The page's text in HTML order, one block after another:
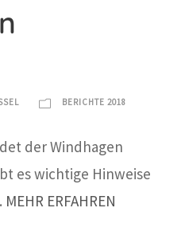
BERICHTE 2018
der Windhagen
es wichtige Hinweise
MEHR ERFAHREN